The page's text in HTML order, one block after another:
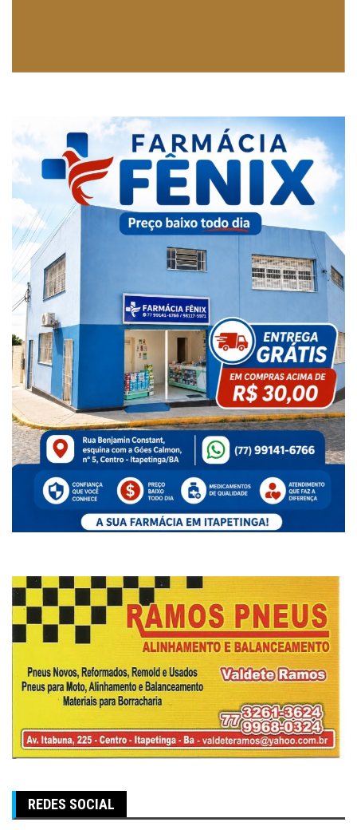
REDES SOCIAL